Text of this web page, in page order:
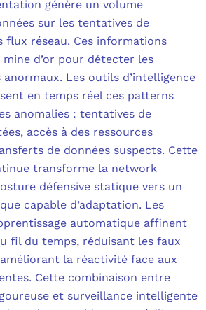
génère un volume
sur les tentatives de
flux réseau. Ces informations
d’or pour détecter les
Les outils d’intelligence
en temps réel ces patterns
anomalies : tentatives de
accès à des ressources
de données suspects. Cette
transforme la network
défensive statique vers un
capable d’adaptation. Les
automatique affinent
fil du temps, réduisant les faux
la réactivité face aux
Cette combinaison entre
et surveillance intelligente